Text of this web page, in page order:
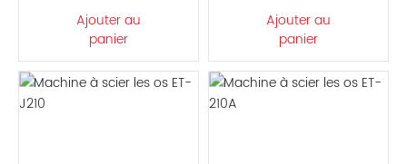
Ajouter au
panier
Ajouter au
panier